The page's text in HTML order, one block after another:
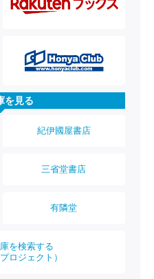
を見る
紀伊國屋書店
三省堂書店
有隣堂
を検索する
ロジェクト）